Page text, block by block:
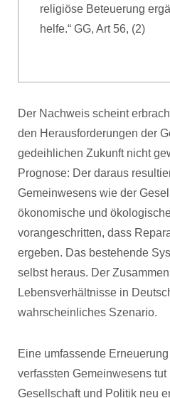
religiöse Beteuerung
helfe.“ GG, Art 56, (2)
Der Nachweis scheint
den Herausforderungen der
gedeihlichen Zukunft nicht
Prognose: Der daraus
Gemeinwesens wie der
ökonomische und
vorangeschritten, dass
ergeben. Das bestehende
selbst heraus. Der
Lebensverhältnisse in
wahrscheinliches Szenario.
Eine umfassende
verfassten Gemeinwesens
Gesellschaft und Politik neu